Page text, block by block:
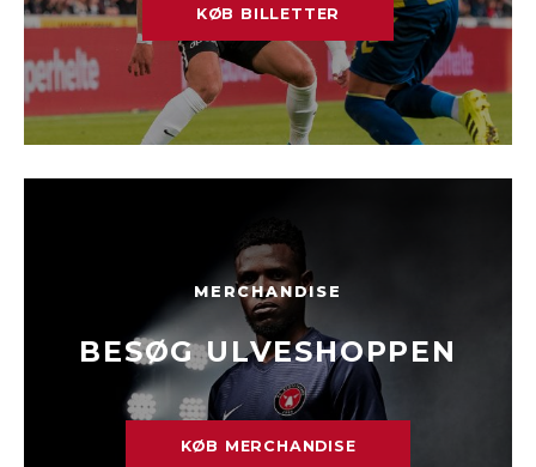
KØB BILLETTER
MERCHANDISE
BESØG ULVESHOPPEN
KØB MERCHANDISE